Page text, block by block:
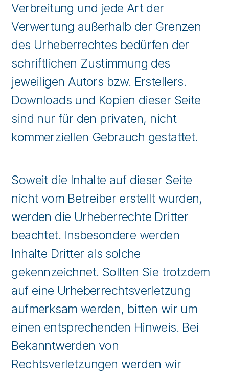
Verbreitung und jede Art der
Verwertung außerhalb der Grenzen
des Urheberrechtes bedürfen der
schriftlichen Zustimmung des
jeweiligen Autors bzw. Erstellers.
Downloads und Kopien dieser Seite
sind nur für den privaten, nicht
kommerziellen Gebrauch gestattet.
Soweit die Inhalte auf dieser Seite
nicht vom Betreiber erstellt wurden,
werden die Urheberrechte Dritter
beachtet. Insbesondere werden
Inhalte Dritter als solche
gekennzeichnet. Sollten Sie trotzdem
auf eine Urheberrechtsverletzung
aufmerksam werden, bitten wir um
einen entsprechenden Hinweis. Bei
Bekanntwerden von
Rechtsverletzungen werden wir